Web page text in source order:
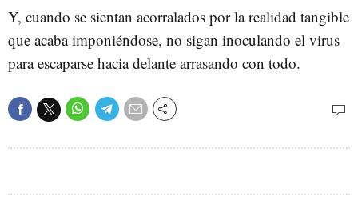
Y, cuando se sientan acorralados por la realidad tangible
que acaba imponiéndose, no sigan inoculando el virus
para escaparse hacia delante arrasando con todo.